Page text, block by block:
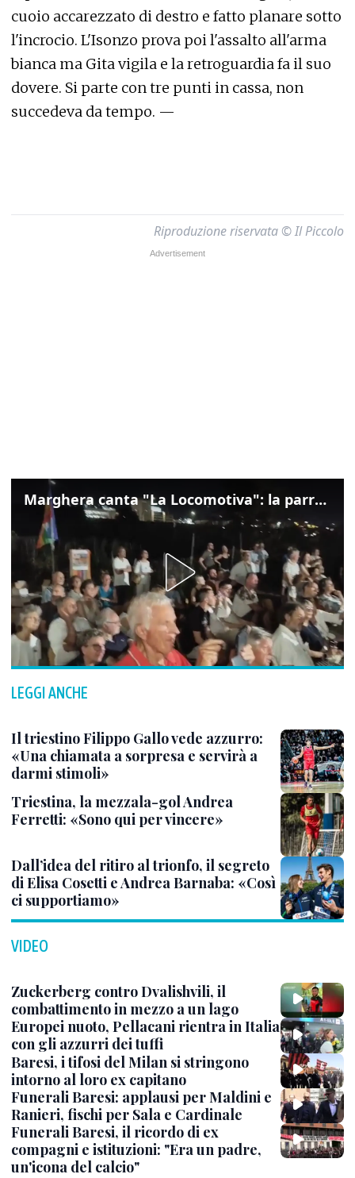
cuoio accarezzato di destro e fatto planare sotto
l'incrocio. L'Isonzo prova poi l'assalto all'arma
bianca ma Gita vigila e la retroguardia fa il suo
dovere. Si parte con tre punti in cassa, non
succedeva da tempo. —
Riproduzione riservata © Il Piccolo
Marghera canta "La Locomotiva": la parrocchia della Cita ricorda Guccini
LEGGI ANCHE
Il triestino Filippo Gallo vede azzurro:
«Una chiamata a sorpresa e servirà a
darmi stimoli»
Triestina, la mezzala-gol Andrea
Ferretti: «Sono qui per vincere»
Dall’idea del ritiro al trionfo, il segreto
di Elisa Cosetti e Andrea Barnaba: «Così
ci supportiamo»
VIDEO
Zuckerberg contro Dvalishvili, il
combattimento in mezzo a un lago
Europei nuoto, Pellacani rientra in Italia
con gli azzurri dei tuffi
Baresi, i tifosi del Milan si stringono
intorno al loro ex capitano
Funerali Baresi: applausi per Maldini e
Ranieri, fischi per Sala e Cardinale
Funerali Baresi, il ricordo di ex
compagni e istituzioni: "Era un padre,
un'icona del calcio"